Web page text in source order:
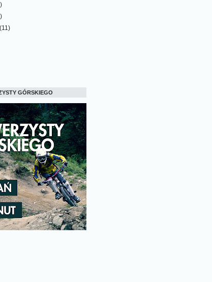
(11)
GÓRSKIEGO